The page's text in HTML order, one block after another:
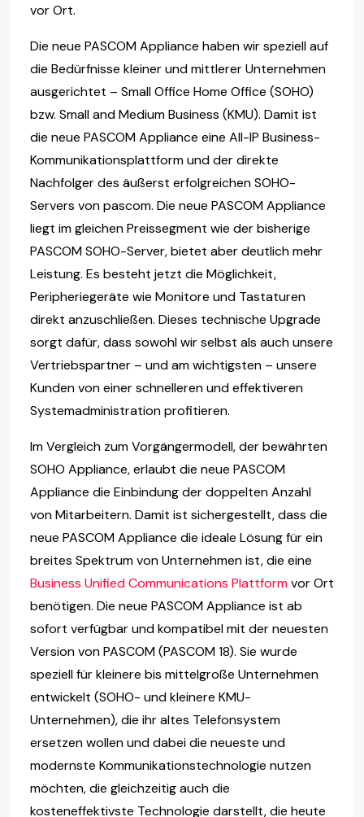
vor Ort.
Die neue PASCOM Appliance haben wir speziell auf
die Bedürfnisse kleiner und mittlerer Unternehmen
ausgerichtet – Small Office Home Office (SOHO)
bzw. Small and Medium Business (KMU). Damit ist
die neue PASCOM Appliance eine All-IP Business-
Kommunikationsplattform und der direkte
Nachfolger des äußerst erfolgreichen SOHO-
Servers von pascom. Die neue PASCOM Appliance
liegt im gleichen Preissegment wie der bisherige
PASCOM SOHO-Server, bietet aber deutlich mehr
Leistung. Es besteht jetzt die Möglichkeit,
Peripheriegeräte wie Monitore und Tastaturen
direkt anzuschließen. Dieses technische Upgrade
sorgt dafür, dass sowohl wir selbst als auch unsere
Vertriebspartner – und am wichtigsten – unsere
Kunden von einer schnelleren und effektiveren
Systemadministration profitieren.
Im Vergleich zum Vorgängermodell, der bewährten
SOHO Appliance, erlaubt die neue PASCOM
Appliance die Einbindung der doppelten Anzahl
von Mitarbeitern. Damit ist sichergestellt, dass die
neue PASCOM Appliance die ideale Lösung für ein
breites Spektrum von Unternehmen ist, die eine
Business Unified Communications Plattformvor Ort
benötigen. Die neue PASCOM Appliance ist ab
sofort verfügbar und kompatibel mit der neuesten
Version von PASCOM (PASCOM 18). Sie wurde
speziell für kleinere bis mittelgroße Unternehmen
entwickelt (SOHO- und kleinere KMU-
Unternehmen), die ihr altes Telefonsystem
ersetzen wollen und dabei die neueste und
modernste Kommunikationstechnologie nutzen
möchten, die gleichzeitig auch die
kosteneffektivste Technologie darstellt, die heute